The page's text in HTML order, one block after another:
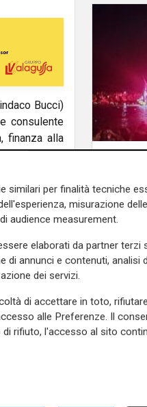
Bucci)
consulente
finanza alla
Serbia,
Ansaldo-
nel 1989 a
della
come
e nel 1996
Ha ricoperto
industriali di
per le
e membro
Stella
per la
similari per finalità tecniche
misurazione
audience measurement.
elaborati da partner terzi
di annunci e contenuti, analisi
dei servizi.
di accettare in toto,
alle Preferenze. Il
rifiuto, l'accesso al sito